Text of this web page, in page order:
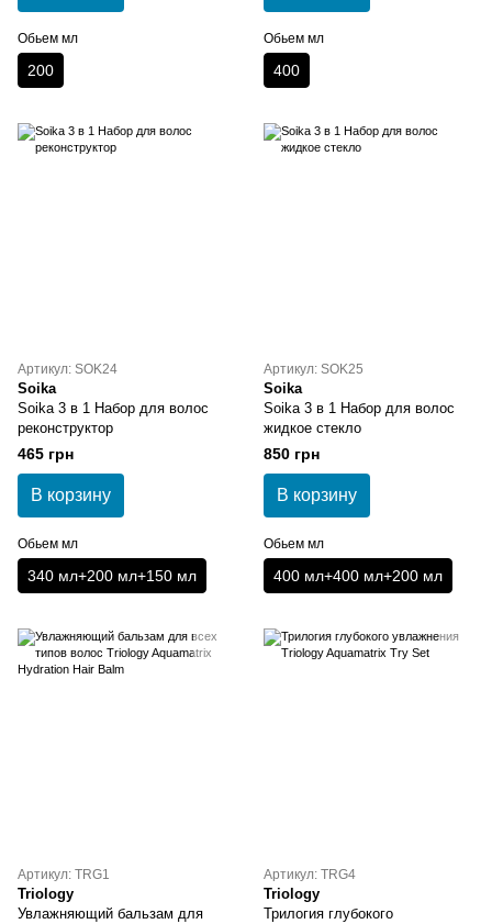
Обьем мл
200
Обьем мл
400
Артикул: SOK24
Soika
Soika 3 в 1 Набор для волос
реконструктор
465 грн
В корзину
Обьем мл
340 мл+200 мл+150 мл
Артикул: SOK25
Soika
Soika 3 в 1 Набор для волос
жидкое стекло
850 грн
В корзину
Обьем мл
400 мл+400 мл+200 мл
Артикул: TRG1
Triology
Увлажняющий бальзам для
Артикул: TRG4
Triology
Трилогия глубокого